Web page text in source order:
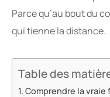
Parce qu’au bout du
qui tienne la distance.
Table des
Comprendre la